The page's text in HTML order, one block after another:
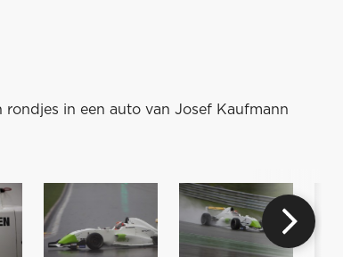
in een auto van Josef Kaufmann